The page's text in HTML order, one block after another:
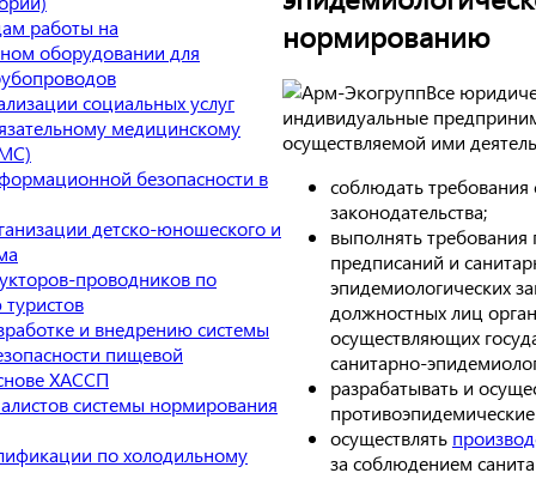
работы на
оборудовании для
социальных услуг
медицинскому
безопасности в
детско-юношеского и
проводников по
и внедрению системы
пищевой
ХАССП
системы нормирования
по холодильному
нормированию
Все
индивидуальные
осуществляемой ими
соблюдать требования
законодательства;
выполнять требования
предписаний и
эпидемиологических
должностных лиц
осуществляющих
санитарно-
разрабатывать и
осуществлять
за соблюдением